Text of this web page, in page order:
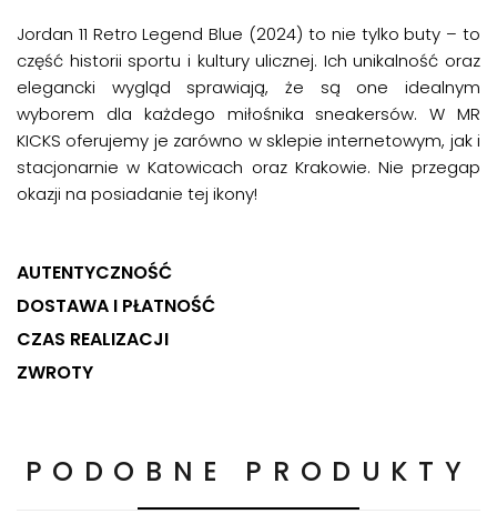
Jordan 11 Retro Legend Blue (2024) to nie tylko buty – to
część historii sportu i kultury ulicznej. Ich unikalność oraz
elegancki wygląd sprawiają, że są one idealnym
wyborem dla każdego miłośnika sneakersów. W MR
KICKS oferujemy je zarówno w sklepie internetowym, jak i
stacjonarnie w Katowicach oraz Krakowie. Nie przegap
okazji na posiadanie tej ikony!
AUTENTYCZNOŚĆ
DOSTAWA I PŁATNOŚĆ
CZAS REALIZACJI
ZWROTY
PODOBNE PRODUKTY